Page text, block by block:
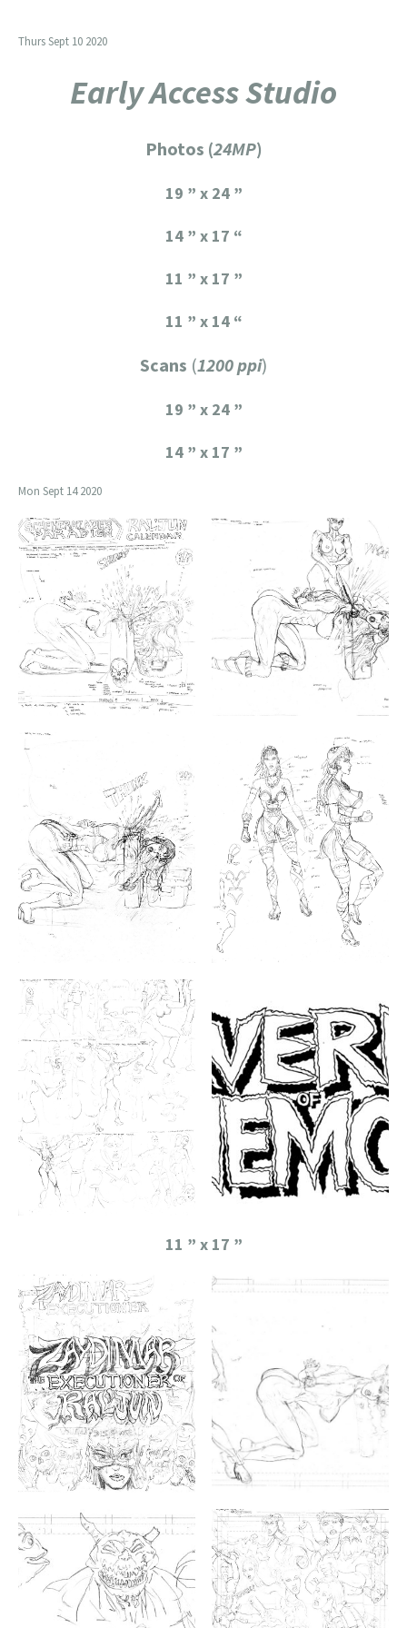
Thurs Sept 10 2020
Early Access Studio
Photos (24MP)
19 ” x 24 ”
14 ” x 17 “
11 ” x 17 ”
11 ” x 14 “
Scans (1200 ppi)
19 ” x 24 ”
14 ” x 17 ”
Mon Sept 14 2020
11 ” x 17 ”